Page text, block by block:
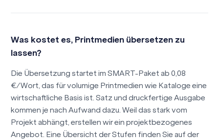
Was kostet es, Printmedien übersetzen zu
lassen?
Die Übersetzung startet im SMART-Paket ab 0,08
€/Wort, das für volumige Printmedien wie Kataloge eine
wirtschaftliche Basis ist. Satz und druckfertige Ausgabe
kommen je nach Aufwand dazu. Weil das stark vom
Projekt abhängt, erstellen wir ein projektbezogenes
Angebot. Eine Übersicht der Stufen finden Sie auf der